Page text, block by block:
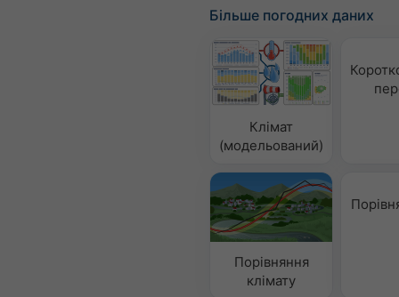
Більше погодних даних
Клімат
(модельований)
Порівняння
клімату